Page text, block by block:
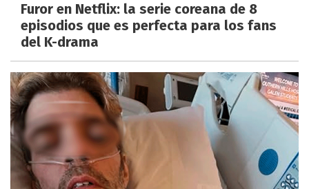
Furor en Netflix: la serie coreana de 8
episodios que es perfecta para los fans
del K-drama